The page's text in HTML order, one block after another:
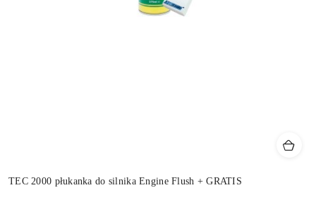
TEC 2000 płukanka do silnika Engine Flush + GRATIS